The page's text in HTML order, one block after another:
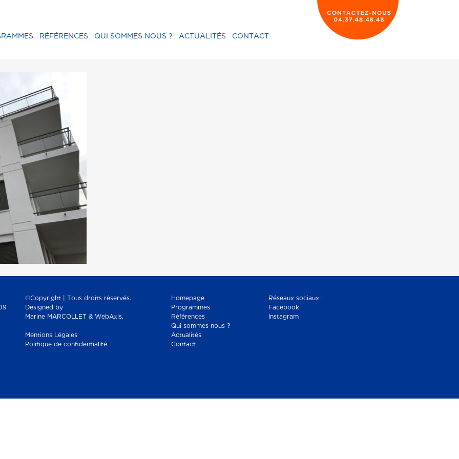
RÉFÉRENCES QUI SOMMES NOUS ? ACTUALITÉS CONTACT
©Copyright | Tous droits réservés.
Designed by
Marine MARCOLLET & WebAxis.
Mentions Légales
Politique de confidentialité
Homepage
Programmes
Références
Qui sommes nous ?
Actualités
Contact
Réseaux sociaux :
Facebook
Instagram